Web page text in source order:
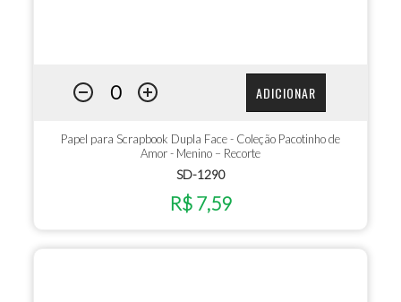
ADICIONAR
Papel para Scrapbook Dupla Face - Coleção Pacotinho de
Amor - Menino – Recorte
SD-1290
R$ 7,59